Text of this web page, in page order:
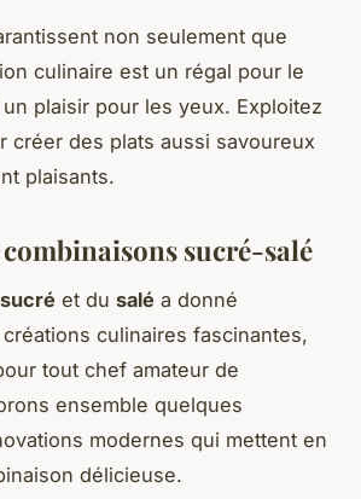
non seulement que
culinaire est un régal pour le
plaisir pour les yeux. Exploitez
créer des plats aussi savoureux
plaisants.
combinaisons sucré-salé
sucré et du salé a donné
culinaires fascinantes,
tout chef amateur de
ensemble quelques
modernes qui mettent en
délicieuse.